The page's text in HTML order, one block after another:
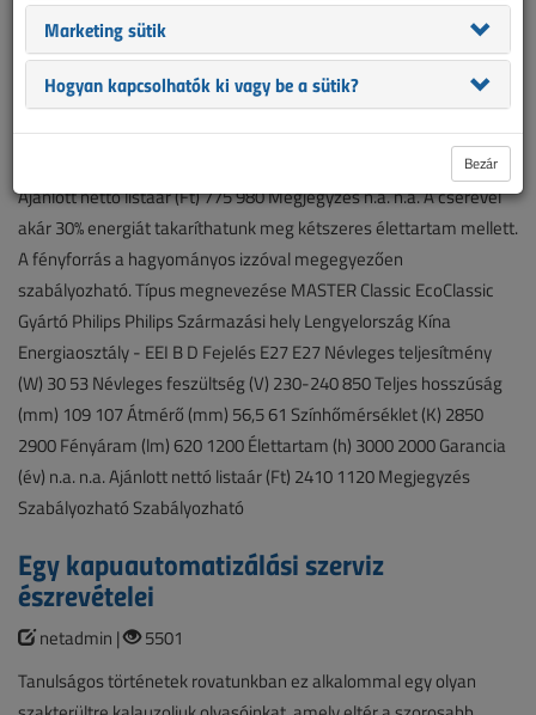
OSRAM Származási hely Magyarország Magyarország Szlovákia
Energiaosztály - EEI C C C Fejelés E27 E27 E27 Névleges
teljesítmény (W) 70 75 70 Névleges feszültség (V) 220-240 220-
240 230 Teljes hosszúság (mm) 96 96 96 Átmérő (mm) 50 50 56
Színhőmérséklet (K) 2900 2900 2900 Fényáram (lm) 1300 1340
1240 Élettartam (h) 2000 1500 2000 Garancia (év) n.a. n.a. n.a.
Ajánlott nettó listaár (Ft) 775 980 Megjegyzés n.a. n.a. A cserével
akár 30% energiát takaríthatunk meg kétszeres élettartam mellett.
A fényforrás a hagyományos izzóval megegyezően
szabályozható. Típus megnevezése MASTER Classic EcoClassic
Gyártó Philips Philips Származási hely Lengyelország Kína
Energiaosztály - EEI B D Fejelés E27 E27 Névleges teljesítmény
(W) 30 53 Névleges feszültség (V) 230-240 850 Teljes hosszúság
(mm) 109 107 Átmérő (mm) 56,5 61 Színhőmérséklet (K) 2850
2900 Fényáram (lm) 620 1200 Élettartam (h) 3000 2000 Garancia
(év) n.a. n.a. Ajánlott nettó listaár (Ft) 2410 1120 Megjegyzés
Szabályozható Szabályozható
Egy kapuautomatizálási szerviz
észrevételei
netadmin |
5501
Tanulságos történetek rovatunkban ez alkalommal egy olyan
Marketing sütik
Hogyan kapcsolhatók ki vagy be a sütik?
Bezár